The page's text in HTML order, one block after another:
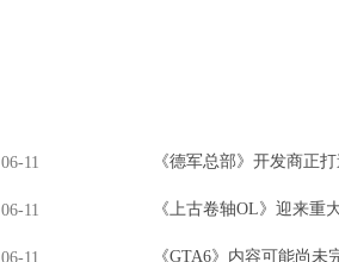
06-11
06-11
06-11